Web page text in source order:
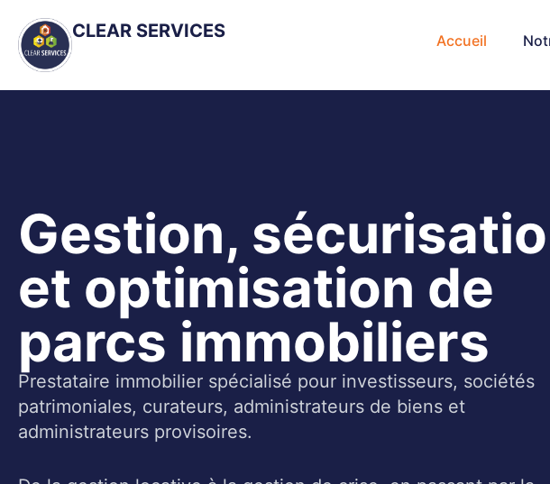
content
CLEAR SERVICES Accueil
Gestion,
et optimisation de
parcs immobiliers
Prestataire immobilier spécialisé pour investisseurs, sociétés
patrimoniales, curateurs, administrateurs de biens et
administrateurs provisoires.